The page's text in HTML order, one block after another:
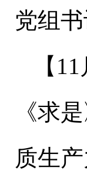
党组
【 11
《求
质生